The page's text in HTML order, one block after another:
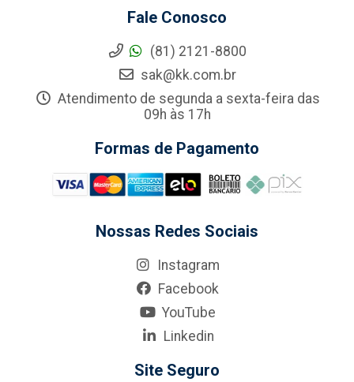
Fale Conosco
(81) 2121-8800
sak@kk.com.br
Atendimento de segunda a sexta-feira das
09h às 17h
Formas de Pagamento
Nossas Redes Sociais
Instagram
Facebook
YouTube
Linkedin
Site Seguro